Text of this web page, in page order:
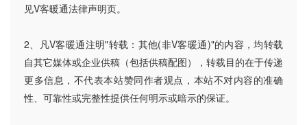
见V客暖通法律声明页。
2、凡V客暖通注明"转载：其他(非V客暖通)"的内容，均转载
自其它媒体或企业供稿（包括供稿配图），转载目的在于传递
更多信息，不代表本站赞同作者观点，本站不对内容的准确
性、可靠性或完整性提供任何明示或暗示的保证。